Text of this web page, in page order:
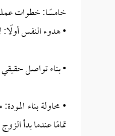
خامسًا: خطوات
• هدوء النفس
• بناء تواصل
• محاولة بناء
تمامًا عندما بدأ